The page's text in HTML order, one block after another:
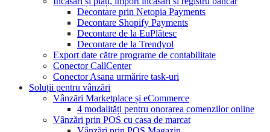
Decontare prin Netopia Payments
Decontare Shopify Payments
Decontare de la EuPlătesc
Decontare de la Trendyol
Export date către programe de contabilitate
Conector CallCenter
Conector Asana urmărire task-uri
Soluții pentru vânzări
Vânzări Marketplace și eCommerce
4 modalități pentru onorarea comenzilor online
Vânzări prin POS cu casa de marcat